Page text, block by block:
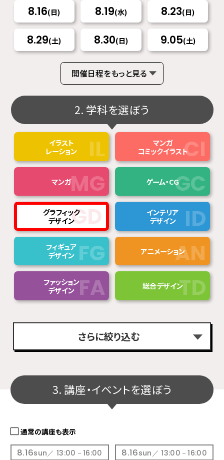
8.16(日) 8.19(水) 8.23(日)
8.29(土) 8.30(日) 9.05(土)
開催日程をもっと見る
2. 学科を選ぼう
イラスト
レーション
マンガ
コミックイラスト
マンガ ゲーム・CG
グラフィック
デザイン
インテリア
デザイン
フィギュア
デザイン
アニメーション
ファッション
デザイン
総合デザイン
さらに絞り込む
おすすめイベントで絞り込む
（全学科共通）
3. 講座・イベントを選ぼう
通常の講座も表示
8.16sun／ 13:00－16:00 8.16sun／ 13:00－16:00